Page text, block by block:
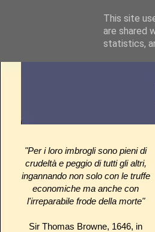
"Per i loro imbrogli sono pieni di
crudeltà e peggio di tutti gli altri,
ingannando non solo con le truffe
economiche ma anche con
l'irreparabile frode della morte"
Sir Thomas Browne, 1646, in
This site
are shared
statistics,